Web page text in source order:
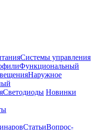
Системы управления
Функциональный
Наружное
Светодиоды Новинки
СтатьиВопрос-